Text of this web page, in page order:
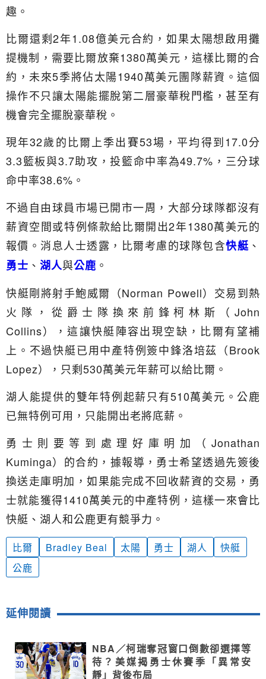
趣。
比爾還剩2年1.08億美元合約，如果太陽想啟用攤
提機制，需要比爾放棄1380萬美元，這樣比爾的合
約，未來5季將佔太陽1940萬美元團隊薪資。這個
操作不只讓太陽能擺脫第二層豪華稅門檻，甚至有
機會完全擺脫豪華稅。
現年32歲的比爾上季出賽53場，平均得到17.0分
3.3籃板與3.7助攻，投籃命中率為49.7%，三分球
命中率38.6%。
不過自由球員市場已開市一周，大部分球隊都沒有
薪資空間或特例條款給比爾開出2年1380萬美元的
報價。消息人士透露，比爾考慮的球隊包含快艇 、
勇士 、 湖人與公鹿 。
快艇剛將射手鮑威爾（Norman Powell）交易到熱
火隊，從爵士隊換來前鋒柯林斯（John
Collins），這讓快艇陣容出現空缺，比爾有望補
上。不過快艇已用中產特例簽中鋒洛培茲（Brook
Lopez），只剩530萬美元年薪可以給比爾。
湖人能提供的雙年特例起薪只有510萬美元。公鹿
已無特例可用，只能開出老將底薪。
勇士則要等到處理好庫明加（Jonathan
Kuminga）的合約，據報導，勇士希望透過先簽後
換送走庫明加，如果能完成不回收薪資的交易，勇
士就能獲得1410萬美元的中產特例，這樣一來會比
快艇、湖人和公鹿更有競爭力。
比爾 Bradley Beal 太陽 勇士 湖人
快艇
公鹿
延伸閱讀
NBA／柯瑞奪冠窗口倒數卻選擇等
待？美媒揭勇士休賽季「異常安
靜」背後布局